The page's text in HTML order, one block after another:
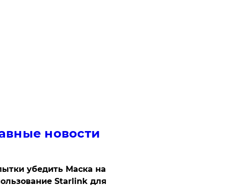
новости
убедить Маска на
Starlink для